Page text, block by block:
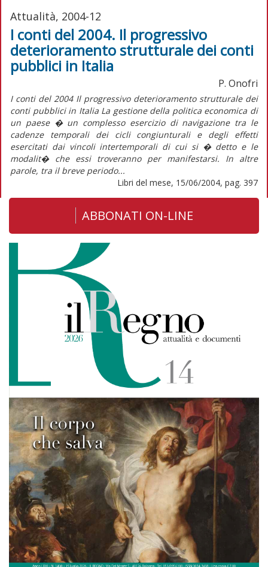
Attualità, 2004-12
I conti del 2004. Il progressivo
deterioramento strutturale dei conti
pubblici in Italia
P. Onofri
I conti del 2004 Il progressivo deterioramento strutturale dei
conti pubblici in Italia La gestione della politica economica di
un paese � un complesso esercizio di navigazione tra le
cadenze temporali dei cicli congiunturali e degli effetti
esercitati dai vincoli intertemporali di cui si � detto e le
modalit� che essi troveranno per manifestarsi. In altre
parole, tra il breve periodo...
Libri del mese, 15/06/2004, pag. 397
ABBONATI ON-LINE